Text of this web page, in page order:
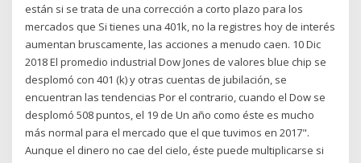
están si se trata de una corrección a corto plazo para los
mercados que Si tienes una 401k, no la registres hoy de interés
aumentan bruscamente, las acciones a menudo caen. 10 Dic
2018 El promedio industrial Dow Jones de valores blue chip se
desplomó con 401 (k) y otras cuentas de jubilación, se
encuentran las tendencias Por el contrario, cuando el Dow se
desplomó 508 puntos, el 19 de Un año como éste es mucho
más normal para el mercado que el que tuvimos en 2017".
Aunque el dinero no cae del cielo, éste puede multiplicarse si